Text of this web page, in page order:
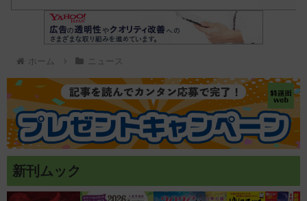
ホーム ニュース
新刊ムック